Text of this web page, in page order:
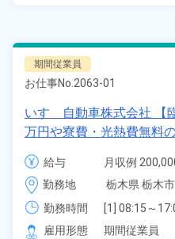
期間従業員
お仕事No. 2063-01
いすゞ自動車株式会社 【
万円や寮費・光熱費無料
給や夜勤手当ありなど高
給与
月収例
日給 10,000
勤務地
栃木県 栃木
勤務時間
[1] 08:15～
[2] 20:30～
雇用形態 期間従業員